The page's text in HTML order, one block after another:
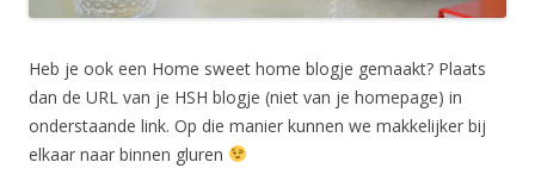
Heb je ook een Home sweet home blogje gemaakt? Plaats
dan de URL van je HSH blogje (niet van je homepage) in
onderstaande link. Op die manier kunnen we makkelijker bij
elkaar naar binnen gluren